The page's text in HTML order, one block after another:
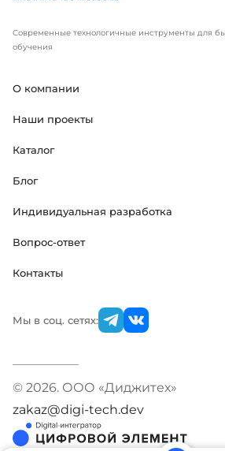
Современные технологичные инструменты для
обучения
О компании
Наши проекты
Каталог
Блог
Индивидуальная разработка
Вопрос-ответ
Контакты
Мы в соц. сетях:
© 2026. ООО «Диджитех»
zakaz@digi-tech.dev